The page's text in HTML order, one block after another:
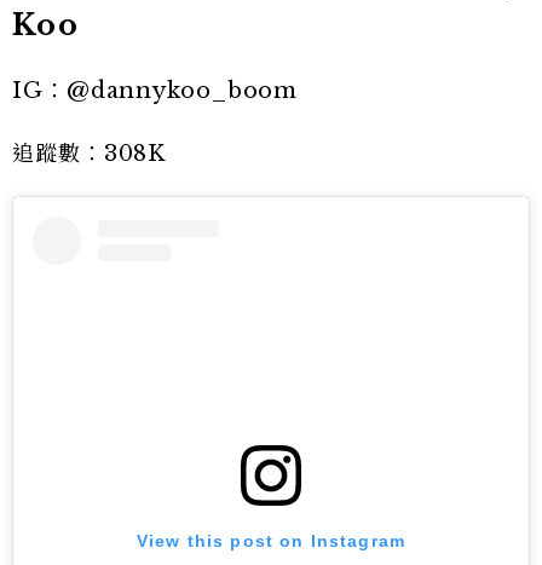
Koo
IG：@dannykoo_boom
追蹤數：308K
View this post on Instagram